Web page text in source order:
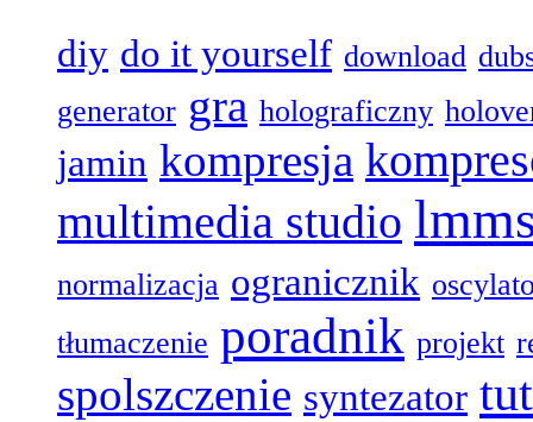
diy do it yourself download
generator gra holograficzny
jamin kompresja
multimedia studio
normalizacja ogranicznik
tłumaczenie poradnik projekt
spolszczenie syntezator